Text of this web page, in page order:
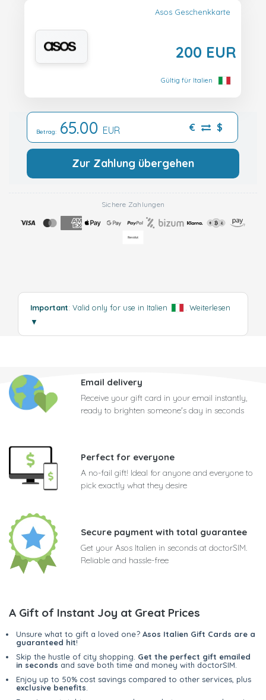
Asos Geschenkkarte
200 EUR
Gültig für Italien
Betrag: 65.00 EUR € $
Zur Zahlung übergehen
Sichere Zahlungen
Important: Valid only for use in Italien
Weiterlesen
▼
Email delivery
Receive your gift card in your email instantly,
ready to brighten someone's day in seconds
Perfect for everyone
A no-fail gift! Ideal for anyone and everyone to
pick exactly what they desire
Secure payment with total guarantee
Get your Asos Italien in seconds at doctorSIM.
Reliable and hassle-free
A Gift of Instant Joy at Great Prices
Unsure what to gift a loved one? Asos Italien Gift Cards are a
guaranteed hit!
Skip the hustle of city shopping. Get the perfect gift emailed
in seconds and save both time and money with doctorSIM.
Enjoy up to 50% cost savings compared to other services, plus
exclusive benefits